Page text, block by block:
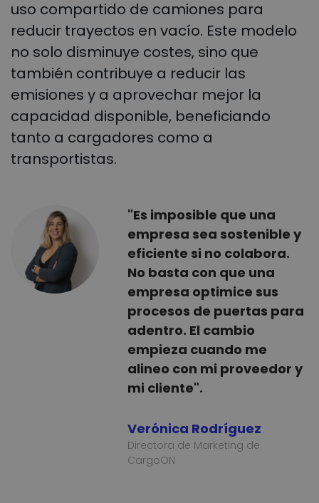
uso compartido de camiones para
reducir trayectos en vacío. Este modelo
no solo disminuye costes, sino que
también contribuye a reducir las
emisiones y a aprovechar mejor la
capacidad disponible, beneficiando
tanto a cargadores como a
transportistas.
"Es imposible que una
empresa sea sostenible y
eficiente si no colabora.
No basta con que una
empresa optimice sus
procesos de puertas para
adentro. El cambio
empieza cuando me
alineo con mi proveedor y
mi cliente".
Verónica Rodríguez
Directora de Marketing de
CargoON